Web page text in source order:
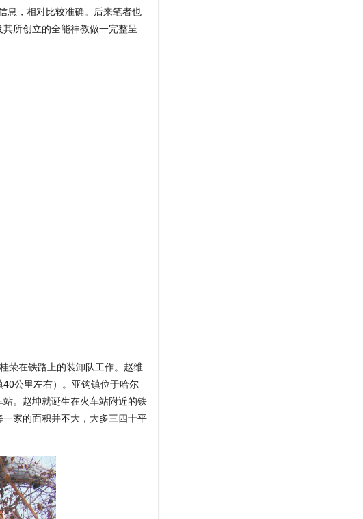
息，相对比较准确。后来笔者也
所创立的全能神教做一完整呈
荣在铁路上的装卸队工作。赵维
公里左右）。亚钩镇位于哈尔
。赵坤就诞生在火车站附近的铁
家的面积并不大，大多三四十平